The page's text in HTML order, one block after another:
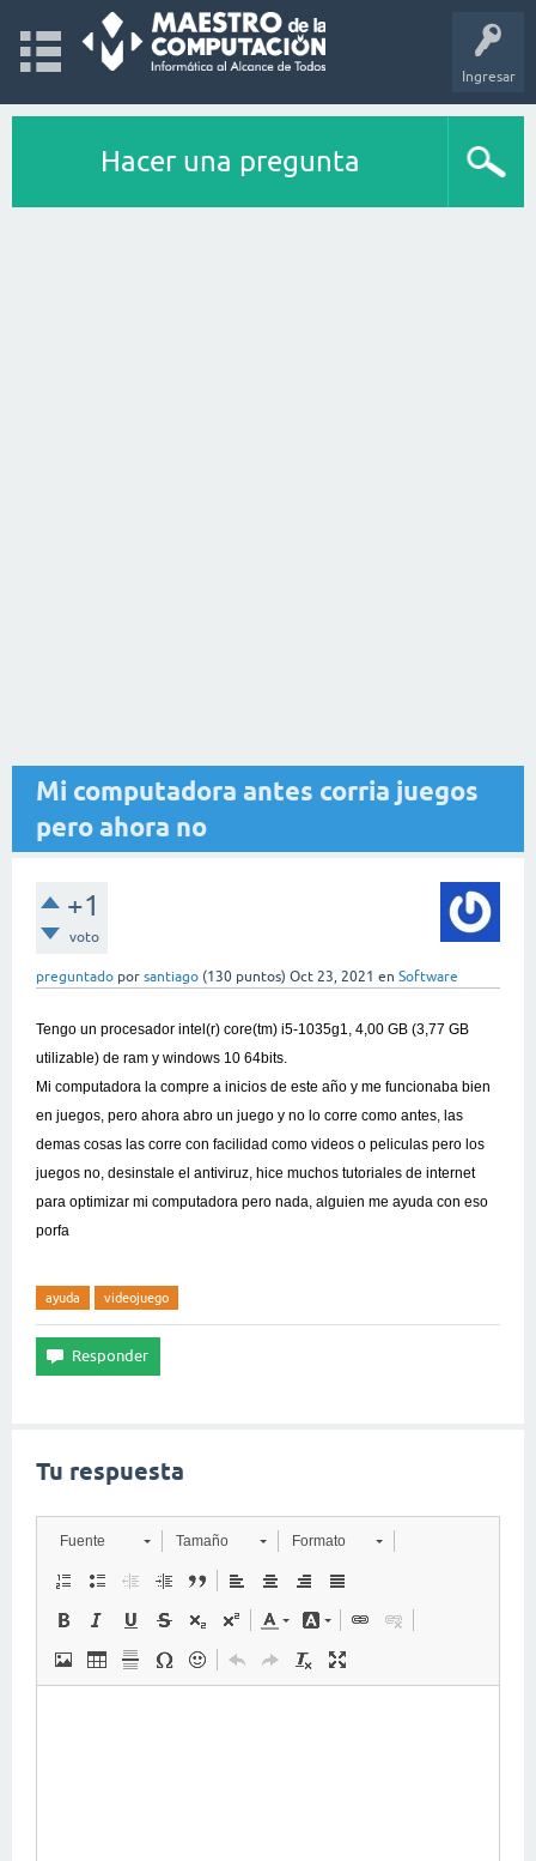
Ingresar
Hacer una pregunta
Mi computadora antes corria juegos
pero ahora no
+1
voto
preguntado por santiago (130 puntos) Oct 23, 2021 en Software
Tengo un procesador intel(r) core(tm) i5-1035g1, 4,00 GB (3,77 GB
utilizable) de ram y windows 10 64bits.
Mi computadora la compre a inicios de este año y me funcionaba bien
en juegos, pero ahora abro un juego y no lo corre como antes, las
demas cosas las corre con facilidad como videos o peliculas pero los
juegos no, desinstale el antiviruz, hice muchos tutoriales de internet
para optimizar mi computadora pero nada, alguien me ayuda con eso
porfa
ayuda videojuego
Tu respuesta
Fuente Tamaño Formato